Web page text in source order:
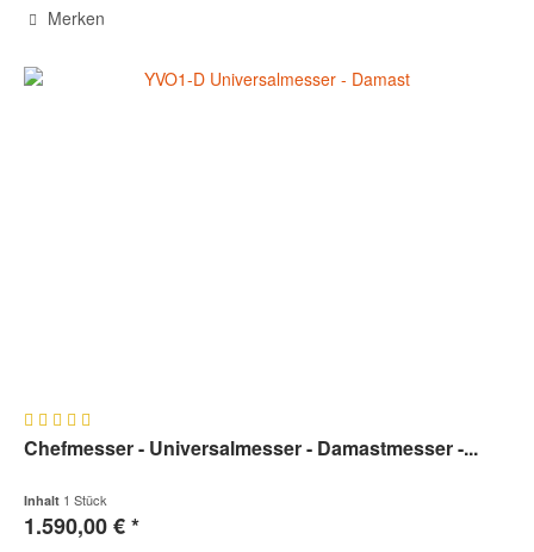
Merken
Chefmesser - Universalmesser - Damastmesser -...
Inhalt 1 Stück
1.590,00 € *